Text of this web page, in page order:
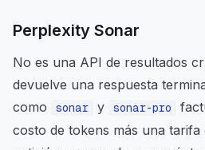
Perplexity Sonar
No es una API de resultados
devuelve una respuesta
como
sonar y sonar-pro
costo de tokens más una